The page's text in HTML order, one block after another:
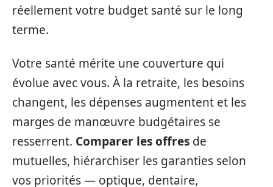
réellement votre budget santé sur le long
terme.
Votre santé mérite une couverture qui
évolue avec vous. À la retraite, les besoins
changent, les dépenses augmentent et les
marges de manœuvre budgétaires se
resserrent. Comparer les offres de
mutuelles, hiérarchiser les garanties selon
vos priorités — optique, dentaire,